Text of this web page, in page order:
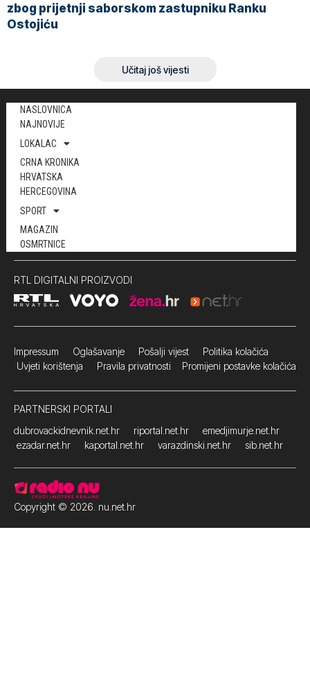
zbog prijetnji saborskom zastupniku Ranku
Ostojiću
Učitaj još vijesti
NASLOVNICA
NAJNOVIJE
LOKALAC
CRNA KRONIKA
HRVATSKA
HERCEGOVINA
SPORT
MAGAZIN
OSMRTNICE
RTL DIGITALNI PROIZVODI
Impressum Oglašavanje Pošalji vijest Politika kolačića
Uvjeti korištenja Pravila privatnosti Promijeni postavke kolačića
PARTNERSKI PORTALI
dubrovackidnevnik.net.hr
riportal.net.hr
emedjimurje.net.hr
ezadar.net.hr
kaportal.net.hr varazdinski.net.hr sib.net.hr
Copyright © 2026. nu.net.hr